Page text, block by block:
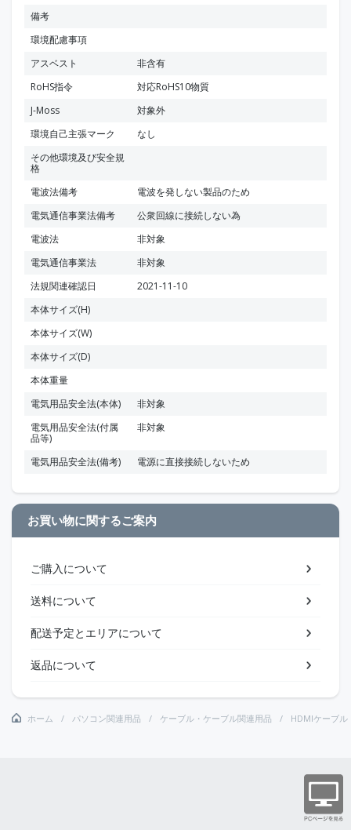
備考
環境配慮事項
アスベスト
非含有
RoHS指令
対応RoHS10物質
J-Moss
対象外
環境自己主張マーク
なし
その他環境及び安全規
格
電波法備考
電波を発しない製品のため
電気通信事業法備考
公衆回線に接続しない為
電波法
非対象
電気通信事業法
非対象
法規関連確認日
2021-11-10
本体サイズ(H)
本体サイズ(W)
本体サイズ(D)
本体重量
電気用品安全法(本体)
非対象
電気用品安全法(付属
品等)
非対象
電気用品安全法(備考) 電源に直接接続しないため
お買い物に関するご案内
ご購入について
送料について
配送予定とエリアについて
返品について
ホーム パソコン関連用品 ケーブル・ケーブル関連用品 HDMIケーブル